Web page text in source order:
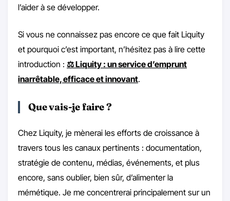
l’aider à se développer.
Si vous ne connaissez pas encore ce que fait Liquity
et pourquoi c’est important, n’hésitez pas à lire cette
introduction : ⚖️ Liquity : un service d’emprunt
inarrêtable, efficace et innovant.
Que vais-je faire ?
Chez Liquity, je mènerai les efforts de croissance à
travers tous les canaux pertinents : documentation,
stratégie de contenu, médias, événements, et plus
encore, sans oublier, bien sûr, d’alimenter la
mémétique. Je me concentrerai principalement sur un